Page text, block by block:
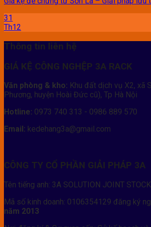
31
Th12
Thông tin liên hệ
GIÁ KỆ CÔNG NGHỆP 3A RACK
Văn phòng & kho: Khu đất dịch vụ X2, xã
Phương, huyện Hoài Đức cũ), Tp Hà Nội
Hotline: 0973 740 313 - 0986 889 570
Email: kedehang3a@gmail.com
CÔNG TY CỔ PHẦN GIẢI PHÁP 3A
Tên tiếng anh: 3A SOLUTION JOINT
Mã số kinh doanh: 0106354129 đăng ký
năm 2013